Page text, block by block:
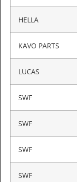
HELLA
KAVO PARTS
LUCAS
SWF
SWF
SWF
SWF